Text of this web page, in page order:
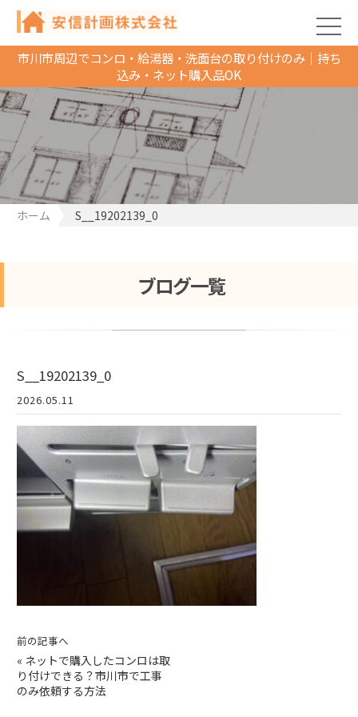
市川市周辺でコンロ・給湯器・洗面台の取り付けのみ｜持ち
込み・ネット購入品OK
ホーム S__19202139_0
ブログ一覧
S__19202139_0
2026.05.11
前の記事へ
« ネットで購入したコンロは取
り付けできる？市川市で工事
のみ依頼する方法